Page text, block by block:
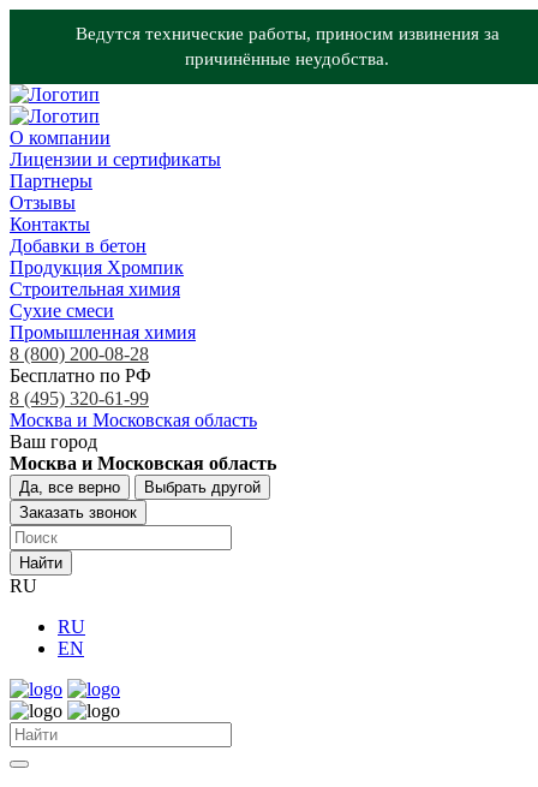
Ведутся технические работы, приносим извинения за
причинённые неудобства.
О компании
Лицензии и сертификаты
Партнеры
Отзывы
Контакты
Добавки в бетон
Продукция Хромпик
Строительная химия
Сухие смеси
Промышленная химия
8 (800) 200-08-28
Бесплатно по РФ
8 (495) 320-61-99
Москва и Московская область
Ваш город
Москва и Московская область
Да, все верно
Выбрать другой
Заказать звонок
Найти
RU
RU
EN